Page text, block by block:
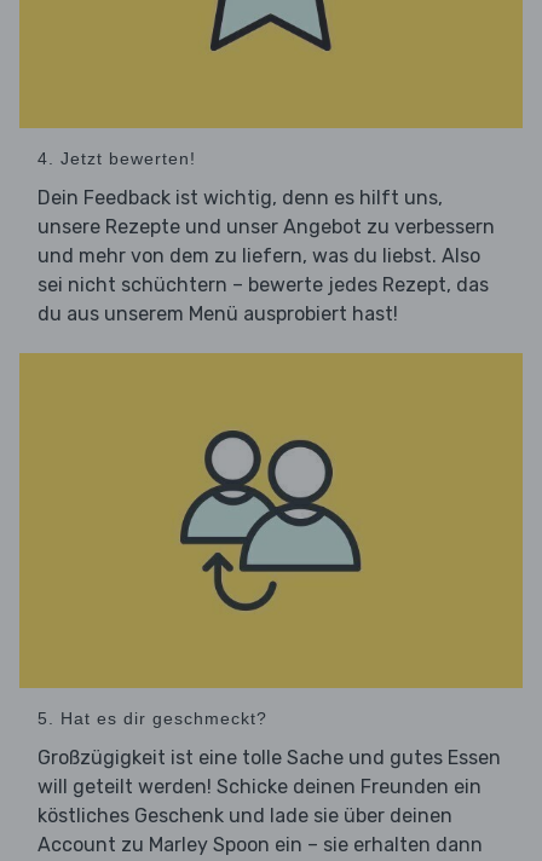
4. Jetzt bewerten!
Dein Feedback ist wichtig, denn es hilft uns,
unsere Rezepte und unser Angebot zu verbessern
und mehr von dem zu liefern, was du liebst. Also
sei nicht schüchtern – bewerte jedes Rezept, das
du aus unserem Menü ausprobiert hast!
5. Hat es dir geschmeckt?
Großzügigkeit ist eine tolle Sache und gutes Essen
will geteilt werden! Schicke deinen Freunden ein
köstliches Geschenk und lade sie über deinen
Account zu Marley Spoon ein – sie erhalten dann